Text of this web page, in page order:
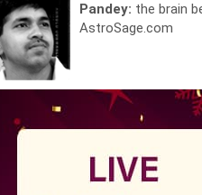
Pandey: the brain
AstroSage.com